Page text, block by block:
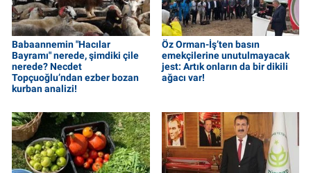
Babaannemin "Hacılar
Bayramı" nerede, şimdiki çile
nerede? Necdet
Topçuoğlu’ndan ezber bozan
kurban analizi!
Öz Orman-İş’ten basın
emekçilerine unutulmayacak
jest: Artık onların da bir dikili
ağacı var!